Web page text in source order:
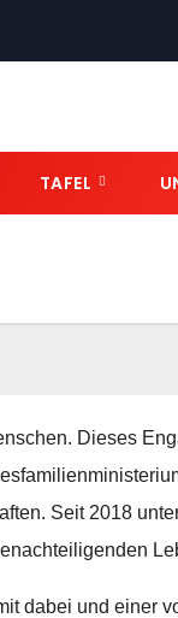
TAFEL
Dieses
Seit 2018
dabei und einer